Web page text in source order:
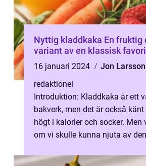
Nyttig kladdkaka En fruktig och lättare
variant av en klassisk
16 januari 2024
Jon Larsson
redaktionel
Introduktion: Kladdkaka är ett
bakverk, men det är också
högt i kalorier och socker. Men
om vi skulle kunna njuta av